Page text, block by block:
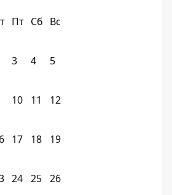
Пт Сб Вс
3 4 5
10 11 12
17 18 19
24 25 26